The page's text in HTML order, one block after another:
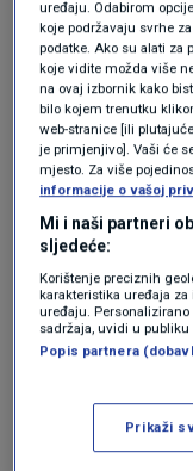
imenom
Press
Prema tim
ostavio u
iako je
odriče izvoznih
Ujedinjeno
stroge
odgovorili na
uređaju. Odabirom
koje podržavaju svrhe
podatke. Ako su alati za
koje vidite možda više
na ovaj izbornik kako
bilo kojem trenutku
web-stranice [ili
je primjenjivo]. Vaši će
mjesto. Za više
informacije o vašoj
Mi i naši partneri
sljedeće:
Korištenje preciznih
karakteristika uređaja
uređaju.
sadržaja, uvidi u
Popis partnera
Prikaži